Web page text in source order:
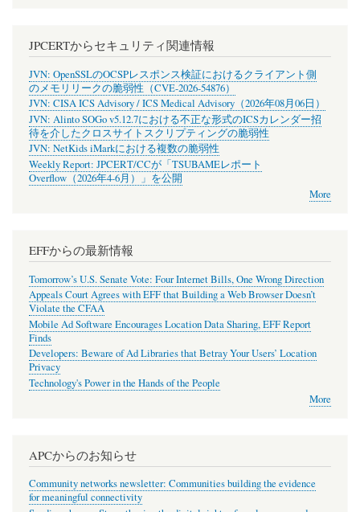
JPCERTからセキュリティ関連情報
JVN: OpenSSLのOCSPレスポンス検証におけるクライアント側
のメモリリークの脆弱性（CVE-2026-54876）
JVN: CISA ICS Advisory / ICS Medical Advisory（2026年08月06日）
JVN: Alinto SOGo v5.12.7における不正な形式のICSカレンダー招
待を介したクロスサイトスクリプティングの脆弱性
JVN: NetKids iMarkにおける複数の脆弱性
Weekly Report: JPCERT/CCが「TSUBAMEレポート
Overflow（2026年4-6月）」を公開
More
EFFからの最新情報
Tomorrow’s U.S. Senate Vote: Four Internet Bills, One Wrong Direction
Appeals Court Agrees with EFF that Building a Web Browser Doesn’t
Violate the CFAA
Mobile Ad Software Encourages Location Data Sharing, EFF Report
Finds
Developers: Beware of Ad Libraries that Betray Your Users’ Location
Privacy
Technology's Power in the Hands of the People
More
APCからのお知らせ
Community networks newsletter: Communities building the evidence
for meaningful connectivity